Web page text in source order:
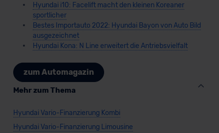
Hyundai i10: Facelift macht den kleinen Koreaner
sportlicher
Bestes Importauto 2022: Hyundai Bayon von Auto Bild
ausgezeichnet
Hyundai Kona: N Line erweitert die Antriebsvielfalt
zum Automagazin
Mehr zum Thema
Hyundai Vario-Finanzierung Kombi
Hyundai Vario-Finanzierung Limousine